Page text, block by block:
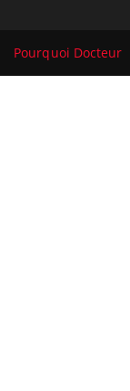
Pourquoi Docteur